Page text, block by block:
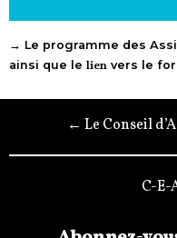
→ Le programme des
ainsi que le lien vers le
← Le Conseil
C-E-